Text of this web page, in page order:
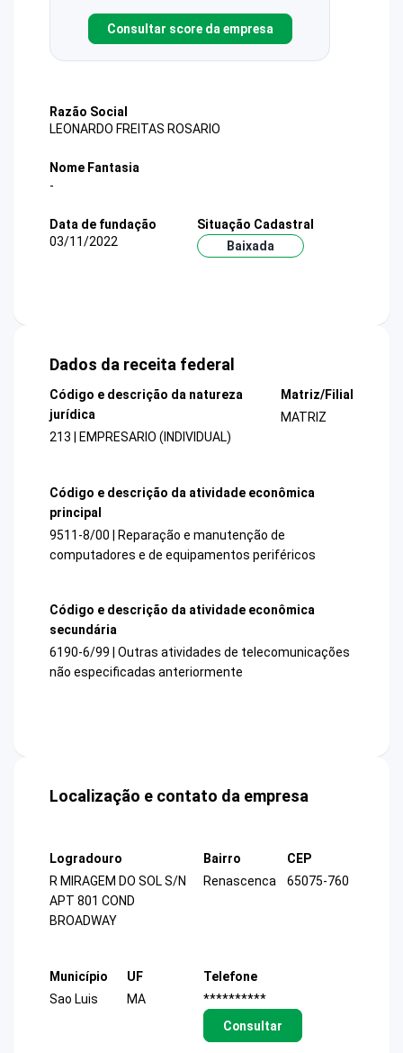
Consultar score da empresa
Razão Social
LEONARDO FREITAS ROSARIO
Nome Fantasia
-
Data de fundação
03/11/2022
Situação Cadastral
Baixada
Dados da receita federal
Código e descrição da natureza
jurídica
213 | EMPRESARIO (INDIVIDUAL)
Matriz/Filial
MATRIZ
Código e descrição da atividade econômica
principal
9511-8/00 | Reparação e manutenção de
computadores e de equipamentos periféricos
Código e descrição da atividade econômica
secundária
6190-6/99 | Outras atividades de telecomunicações
não especificadas anteriormente
Localização e contato da empresa
Logradouro
R MIRAGEM DO SOL S/N
APT 801 COND
BROADWAY
Bairro
Renascenca
CEP
65075-760
Município
Sao Luis
UF
MA
Telefone
**********
Consultar